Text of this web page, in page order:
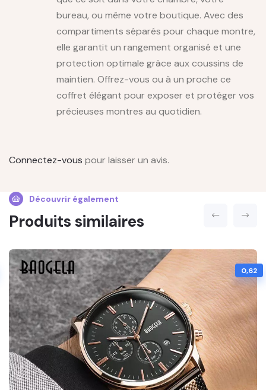
bureau, ou même votre boutique. Avec des
compartiments séparés pour chaque montre,
elle garantit un rangement organisé et une
protection optimale grâce aux coussins de
maintien. Offrez-vous ou à un proche ce
coffret élégant pour exposer et protéger vos
précieuses montres au quotidien.
Connectez-vous pour laisser un avis.
Découvrir également
Produits similaires
0,62